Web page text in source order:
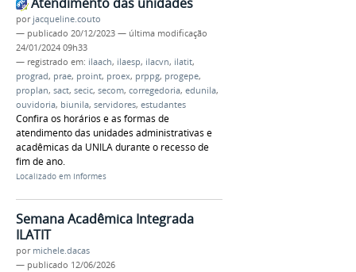
por jacqueline.couto
— publicado 20/12/2023 — última modificação
24/01/2024 09h33
— registrado em: ilaach, ilaesp, ilacvn, ilatit,
prograd, prae, proint, proex, prppg, progepe,
proplan, sact, secic, secom, corregedoria, edunila,
ouvidoria, biunila, servidores, estudantes
Confira os horários e as formas de
atendimento das unidades administrativas e
acadêmicas da UNILA durante o recesso de
fim de ano.
Localizado em Informes
Semana Acadêmica Integrada
ILATIT
por michele.dacas
— publicado 12/06/2026